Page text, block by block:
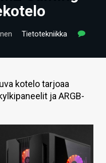
Tietotekniikka
kotelo tarjoaa
ja ARGB-